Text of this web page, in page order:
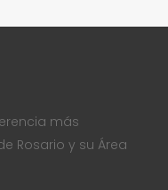
más
Rosario y su Área